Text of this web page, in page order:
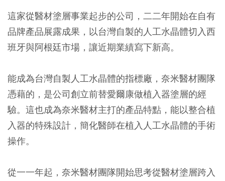
這家從醫材塗層事業起步的公司，二二年開始在自有
品牌產品展露成果，以台灣自製的人工水晶體切入西
班牙與阿根廷市場，讓近期業績寫下新高。
能成為台灣自製人工水晶體的指標廠，奈米醫材團隊
憑藉的，是公司創立前替愛爾康做植入器塗層的經
驗。這也成為奈米醫材主打的產品特點，能以整合植
入器的特殊設計，簡化醫師在植入人工水晶體的手術
操作。
從一一年起，奈米醫材團隊開始思考從醫材塗層跨入